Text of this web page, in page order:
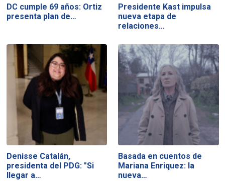
DC cumple 69 años: Ortiz
presenta plan de…
Presidente Kast impulsa
nueva etapa de
relaciones…
Denisse Catalán,
presidenta del PDG: "Si
llegar a…
Basada en cuentos de
Mariana Enriquez: la
nueva…